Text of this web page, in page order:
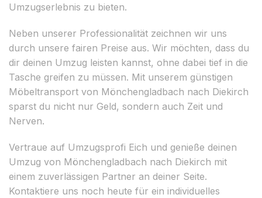
Umzugserlebnis zu bieten.
Neben unserer Professionalität zeichnen wir uns
durch unsere fairen Preise aus. Wir möchten, dass du
dir deinen Umzug leisten kannst, ohne dabei tief in die
Tasche greifen zu müssen. Mit unserem günstigen
Möbeltransport von Mönchengladbach nach Diekirch
sparst du nicht nur Geld, sondern auch Zeit und
Nerven.
Vertraue auf Umzugsprofi Eich und genieße deinen
Umzug von Mönchengladbach nach Diekirch mit
einem zuverlässigen Partner an deiner Seite.
Kontaktiere uns noch heute für ein individuelles